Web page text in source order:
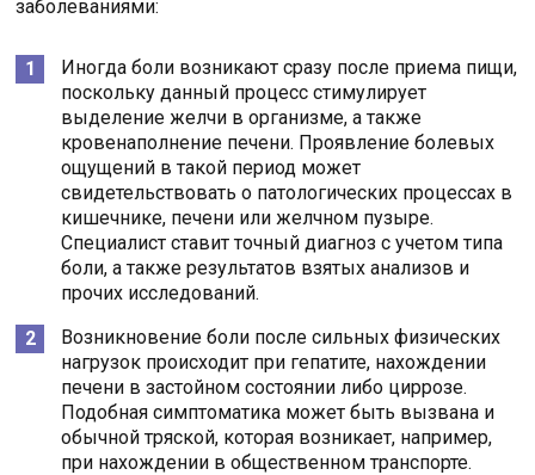
заболеваниями:
Иногда боли возникают сразу после приема пищи,
поскольку данный процесс стимулирует
выделение желчи в организме, а также
кровенаполнение печени. Проявление болевых
ощущений в такой период может
свидетельствовать о патологических процессах в
кишечнике, печени или желчном пузыре.
Специалист ставит точный диагноз с учетом типа
боли, а также результатов взятых анализов и
прочих исследований.
Возникновение боли после сильных физических
нагрузок происходит при гепатите, нахождении
печени в застойном состоянии либо циррозе.
Подобная симптоматика может быть вызвана и
обычной тряской, которая возникает, например,
при нахождении в общественном транспорте.